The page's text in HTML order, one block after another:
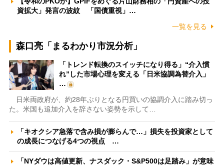
資拡大」発言の波紋 「国債重視」…
一覧を見る
森口亮「まるわかり市況分析」
「トレンド転換のスイッチになり得る」“介入慣
れ”した市場心理を変える「日米協調為替介入」
…
日米両政府が、約28年ぶりとなる円買いの協調介入に踏み切っ
た。米国も追加介入を辞さない姿勢を示して…
「キオクシア急落で含み損が膨らんで…」損失を投資家として
の成長につなげる4つの視点 …
「NYダウは高値更新、ナスダック・S&P500は足踏み」が意味